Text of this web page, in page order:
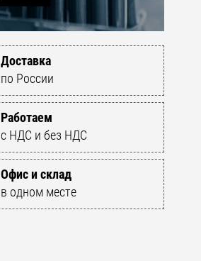
Доставка
по России
Работаем
с НДС и без НДС
Офис и склад
в одном месте